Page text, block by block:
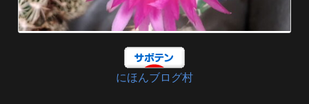
にほんブログ村